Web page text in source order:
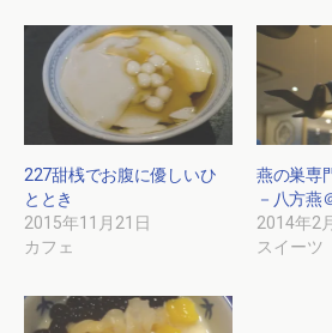
227甜桟でお腹に優しいひ
ととき
2015年11月21日
カフェ
燕の巣専
－八方燕
2014年2
スイーツ